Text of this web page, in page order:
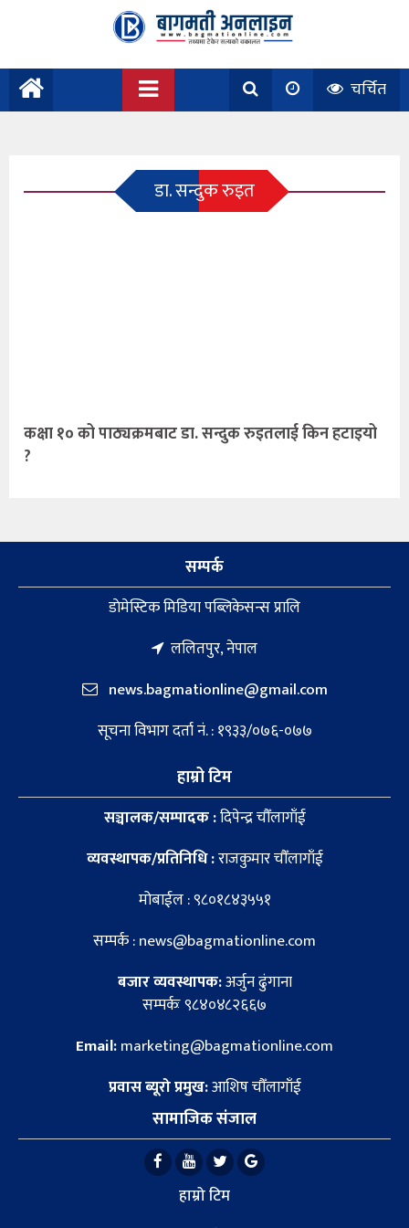
चर्चित
डा. सन्दुक रुइत
कक्षा १० को पाठ्यक्रमबाट डा. सन्दुक रुइतलाई किन हटाइयो
?
सम्पर्क
डाेमेस्टिक मिडिया पब्लिकेसन्स प्रालि
ललितपुर, नेपाल
news.bagmationline@gmail.com
सूचना विभाग दर्ता नं. : १९३३/०७६-०७७
हाम्रो टिम
सञ्चालक/सम्पादक :दिपेन्द्र चौँलागाँई
व्यवस्थापक/प्रतिनिधि :राजकुमार चौँलागाँई
मोबाईल : ९८०१८४३५५१
सम्पर्क : news@bagmationline.com
बजार व्यवस्थापक:अर्जुन ढुंगाना
सम्पर्कः ९८४०४८२६६७
Email:marketing@bagmationline.com
प्रवास ब्यूरो प्रमुख:आशिष चौँलागाँई
सामाजिक संजाल
हाम्रो टिम